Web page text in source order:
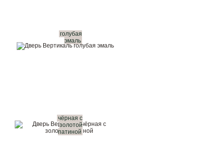
голубая
эмаль
чёрная с
золотой
патиной